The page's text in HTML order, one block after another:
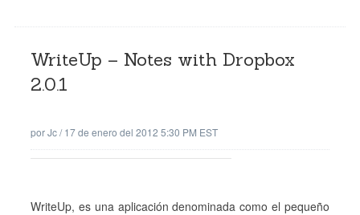
WriteUp – Notes with Dropbox
2.0.1
porJc/17 de enero del 2012 5:30 PM EST
WriteUp, es una aplicación denominada como el pequeño